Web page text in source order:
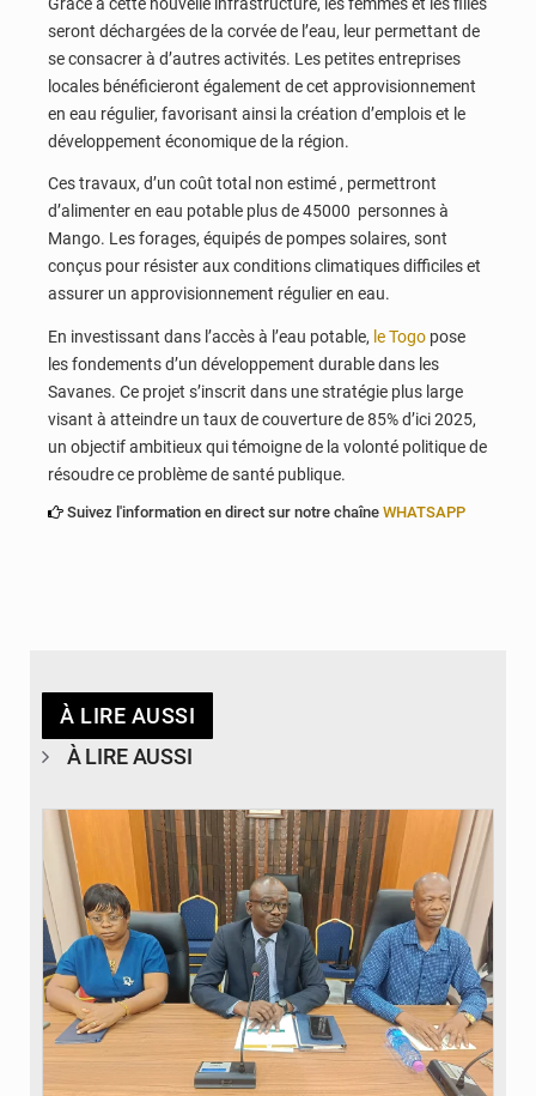
seront déchargées de la corvée de l’eau, leur permettant de
se consacrer à d’autres activités. Les petites entreprises
locales bénéficieront également de cet approvisionnement
en eau régulier, favorisant ainsi la création d’emplois et le
développement économique de la région.
Ces travaux, d’un coût total non estimé , permettront
d’alimenter en eau potable plus de 45000 personnes à
Mango. Les forages, équipés de pompes solaires, sont
conçus pour résister aux conditions climatiques difficiles et
assurer un approvisionnement régulier en eau.
En investissant dans l’accès à l’eau potable, le Togo pose
les fondements d’un développement durable dans les
Savanes. Ce projet s’inscrit dans une stratégie plus large
visant à atteindre un taux de couverture de 85% d’ici 2025,
un objectif ambitieux qui témoigne de la volonté politique de
résoudre ce problème de santé publique.
Suivez l'information en direct sur notre chaîne WHATSAPP
À LIRE AUSSI
À LIRE AUSSI